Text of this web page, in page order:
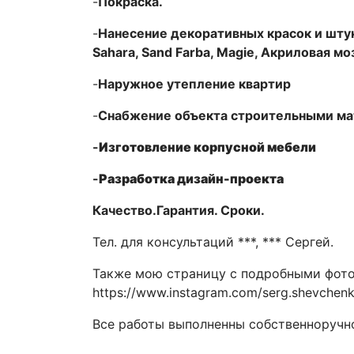
-Нанесение декоративных красок и
Sahara, Sand Farba, Magie, Акриловая
-Наружное утепление квартир
-Снабжение объекта строительными
-Изготовление корпусной мебели
-Разработка дизайн-проекта
Качество.Гарантия. Сроки.
Тел. для консультаций ***, *** Сергей.
Также мою страницу c подробными
https://www.instagram.com/
Все работы выполненны